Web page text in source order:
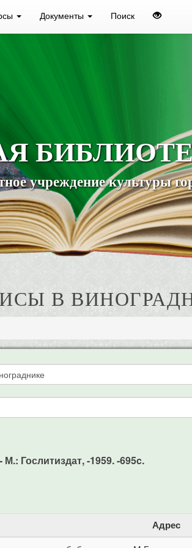
Документы Поиск
учреждение культуры
В
Гослитиздат, -1959. -695c.
Адрес